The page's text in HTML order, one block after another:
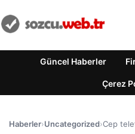
Güncel Haberler
Çerez
Haberler›Uncategorized›Cep